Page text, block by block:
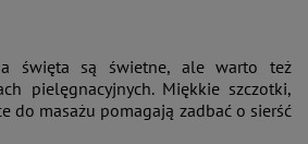
święta są świetne, ale warto też
pielęgnacyjnych. Miękkie szczotki,
do masażu pomagają zadbać o sierść